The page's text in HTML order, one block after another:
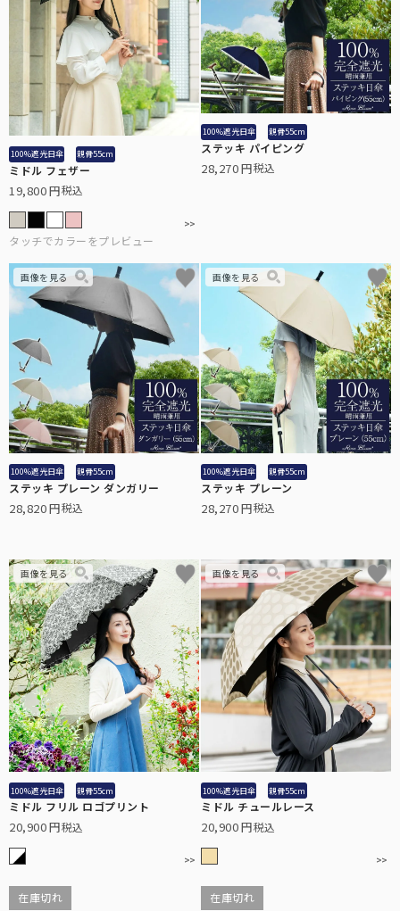
折り畳み日傘のサイズ比較や機能の違いについて解説します。
全ての折りたたみ傘
こちらから全ての折りたたみ傘をご覧頂けます。
ステッキ日傘
中棒がステッキとして分離する、杖と日傘の2way仕様。
長傘：サイズ解説
長傘のサイズについて解説します。
日差しや紫外線の悪影響を受けやすいお子様に。
ハットクリップ
クリップ式で帽子が風に飛ばされるのを防止します。
全ての遮光帽子
こちらから全ての遮光帽子をご覧頂けます。
100%遮光日傘 親骨55cm
ミドル フェザー
19,800 税込
100%遮光日傘 親骨55cm
ステッキ パイピング
28,270 税込
100%遮光日傘 親骨55cm
ステッキ プレーン ダンガリー
28,820 税込
100%遮光日傘 親骨55cm
ステッキ プレーン
28,270 税込
100%遮光日傘 親骨55cm
ミドル フリル ロゴプリント
20,900 税込
在庫切れ
100%遮光日傘 親骨55cm
ミドル チュールレース
20,900 税込
在庫切れ